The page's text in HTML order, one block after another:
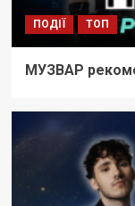
ПОДІЇ ТОП
МУЗВАР